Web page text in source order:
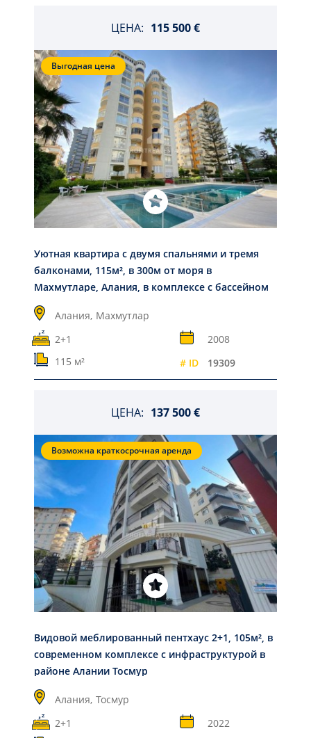
ЦЕНА: 115 500 €
Выгодная цена
Уютная квартира с двумя спальнями и тремя
балконами, 115м², в 300м от моря в
Махмутларе, Алания, в комплексе с бассейном
Алания, Махмутлар
2+1
2008
115 м²
# ID 19309
ЦЕНА: 137 500 €
Возможна краткосрочная аренда
Видовой меблированный пентхаус 2+1, 105м², в
современном комплексе с инфраструктурой в
районе Алании Тосмур
Алания, Тосмур
2+1
2022